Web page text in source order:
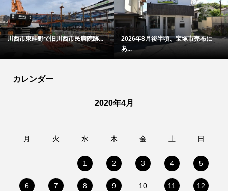
川西市東畦野で旧川西市民病院跡...
2026年8月後半頃、宝塚市売布に
あ...
カレンダー
2020年4月
月 火 水 木 金 土 日
1 2 3 4 5
6 7 8 9 10 11 12